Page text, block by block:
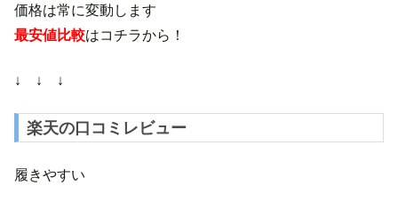
価格は常に変動します
最安値比較はコチラから！
↓ ↓ ↓
楽天の口コミレビュー
履きやすい